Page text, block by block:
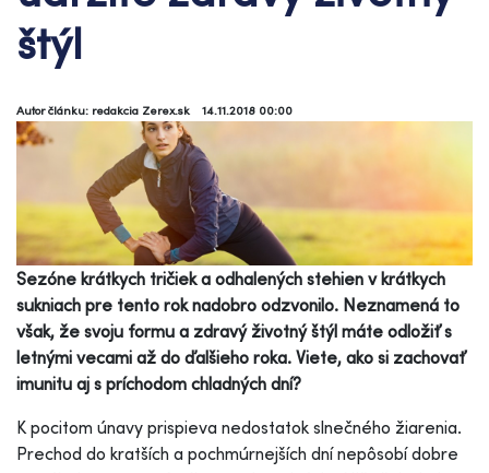
štýl
Autor článku: redakcia Zerex.sk 14.11.2018 00:00
Sezóne krátkych tričiek a odhalených stehien v krátkych
sukniach pre tento rok nadobro odzvonilo. Neznamená to
však, že svoju formu a zdravý životný štýl máte odložiť s
letnými vecami až do ďalšieho roka. Viete, ako si zachovať
imunitu aj s príchodom chladných dní?
K pocitom únavy prispieva nedostatok slnečného žiarenia.
Prechod do kratších a pochmúrnejších dní nepôsobí dobre